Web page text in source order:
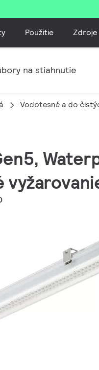
Použitie Zdroje
na stiahnutie
Vodotesné a do